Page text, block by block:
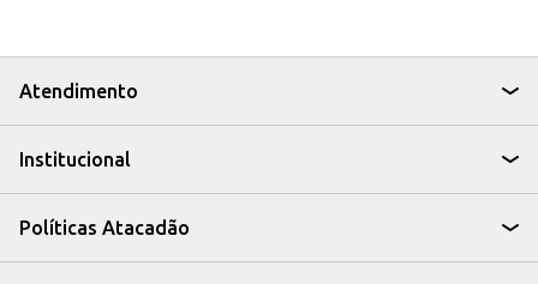
Atendimento
Institucional
Políticas Atacadão